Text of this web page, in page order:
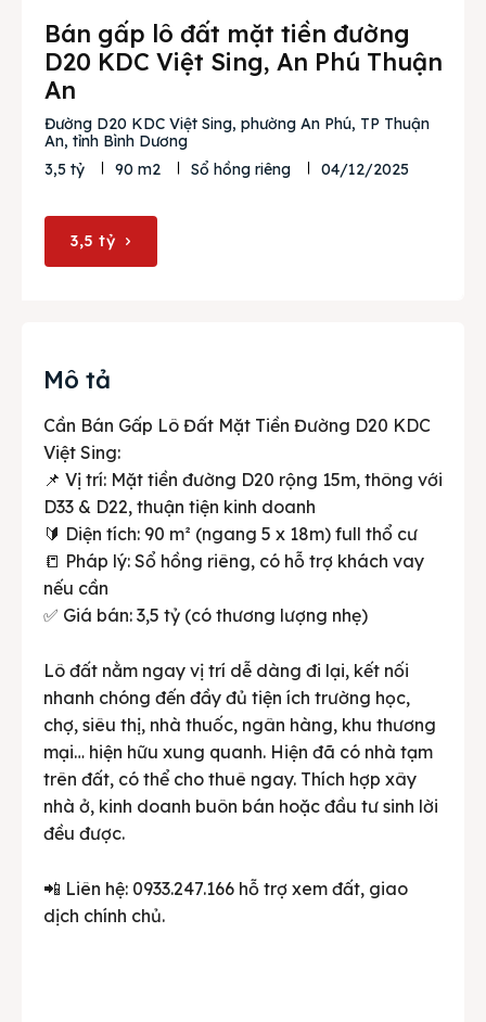
Search
Bán gấp lô đất mặt tiền đường
D20 KDC Việt Sing, An Phú Thuận
An
Đường D20 KDC Việt Sing, phường An Phú, TP Thuận
An, tỉnh Bình Dương
3,5 tỷ
90 m2 Sổ hồng riêng 04/12/2025
3,5 tỷ
Mô tả
Cần Bán Gấp Lô Đất Mặt Tiền Đường D20 KDC
Việt Sing:
📌 Vị trí: Mặt tiền đường D20 rộng 15m, thông với
D33 & D22, thuận tiện kinh doanh
🔰 Diện tích: 90 m² (ngang 5 x 18m) full thổ cư
📒 Pháp lý: Sổ hồng riêng, có hỗ trợ khách vay
nếu cần
✅ Giá bán: 3,5 tỷ (có thương lượng nhẹ)
Lô đất nằm ngay vị trí dễ dàng đi lại, kết nối
nhanh chóng đến đầy đủ tiện ích trường học,
chợ, siêu thị, nhà thuốc, ngân hàng, khu thương
mại… hiện hữu xung quanh. Hiện đã có nhà tạm
trên đất, có thể cho thuê ngay. Thích hợp xây
nhà ở, kinh doanh buôn bán hoặc đầu tư sinh lời
đều được.
📲 Liên hệ: 0933.247.166 hỗ trợ xem đất, giao
dịch chính chủ.